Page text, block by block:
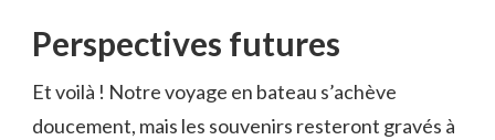
Perspectives futures
Et voilà ! ⁢Notre voyage en bateau s’achève
doucement, mais les souvenirs resteront gravés à